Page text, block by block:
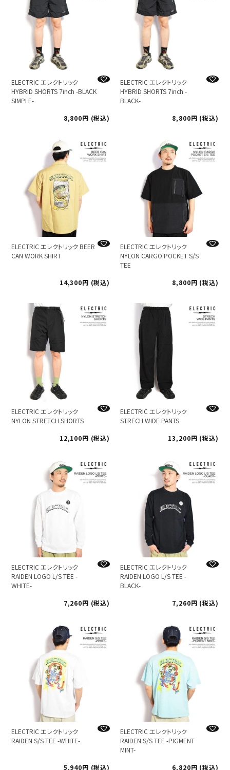
ELECTRIC エレクトリック
HYBRID SHORTS 7inch -BLACK
SIMPLE-
8,800
税込
ELECTRIC エレクトリック
HYBRID SHORTS 7inch -
BLACK-
8,800
税込
ELECTRIC エレクトリック BEER
CAN WORK SHIRT
14,300 税込
ELECTRIC エレクトリック
NYLON CARGO POCKET S/S
TEE
8,800
税込
ELECTRIC エレクトリック
NYLON STRETCH SHORTS
12,100
税込
ELECTRIC エレクトリック
STRECH WIDE PANTS
13,200
税込
ELECTRIC エレクトリック
RAIDEN LOGO L/S TEE -
WHITE-
7,260
税込
ELECTRIC エレクトリック
RAIDEN LOGO L/S TEE -
BLACK-
7,260
税込
ELECTRIC エレクトリック
RAIDEN S/S TEE -WHITE-
5,940 税込
ELECTRIC エレクトリック
RAIDEN S/S TEE -PIGMENT
MINT-
6,820
税込